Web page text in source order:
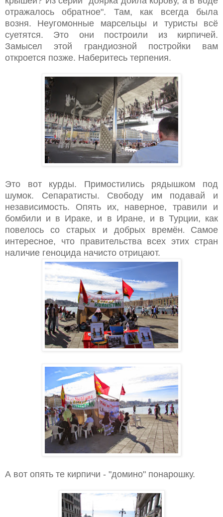
отражалось обратное". Там, как всегда была
возня. Неугомонные марсельцы и туристы всё
суетятся. Это они построили из кирпичей.
Замысел этой грандиозной постройки вам
откроется позже. Наберитесь терпения.
Это вот курды. Примостились рядышком под
шумок. Сепаратисты. Свободу им подавай и
независимость. Опять их, наверное, травили и
бомбили и в Ираке, и в Иране, и в Турции, как
повелось со старых и добрых времён. Самое
интересное, что правительства всех этих стран
наличие геноцида начисто отрицают.
А вот опять те кирпичи - "домино" понарошку.